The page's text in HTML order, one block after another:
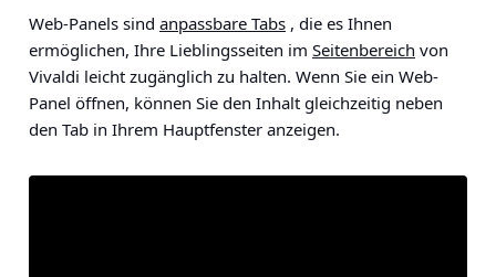
Web-Panels sind anpassbare Tabs , die es Ihnen
ermöglichen, Ihre Lieblingsseiten im Seitenbereich von
Vivaldi leicht zugänglich zu halten. Wenn Sie ein Web-
Panel öffnen, können Sie den Inhalt gleichzeitig neben
den Tab in Ihrem Hauptfenster anzeigen.